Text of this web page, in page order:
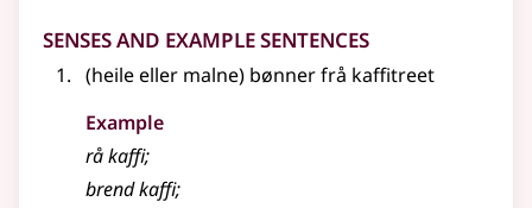
Senses and Example Sentences
(heileeller malne) bønner frå kaffitreet
Example
rå kaffi;
brend kaffi;